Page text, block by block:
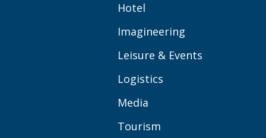
Hotel
Imagineering
Leisure & Events
Logistics
Media
Tourism